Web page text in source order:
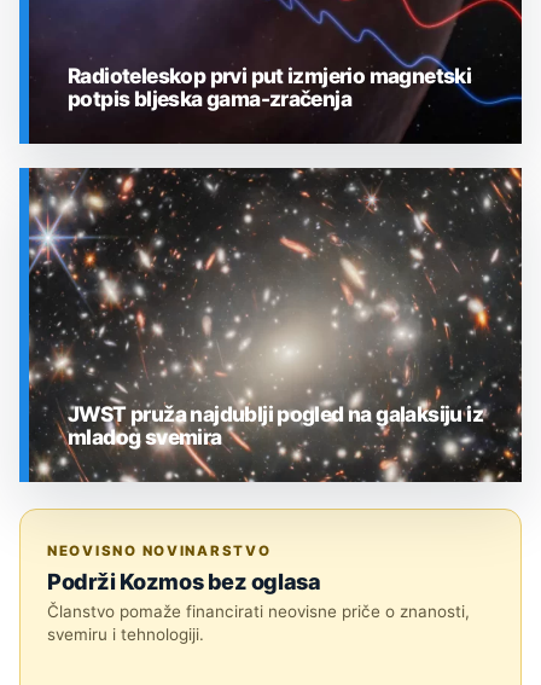
SVEMIR
Radioteleskop prvi put izmjerio magnetski
potpis bljeska gama-zračenja
JWST pruža najdublji pogled na galaksiju iz
mladog svemira
NEOVISNO NOVINARSTVO
Podrži Kozmos bez oglasa
Članstvo pomaže financirati neovisne priče o znanosti,
svemiru i tehnologiji.